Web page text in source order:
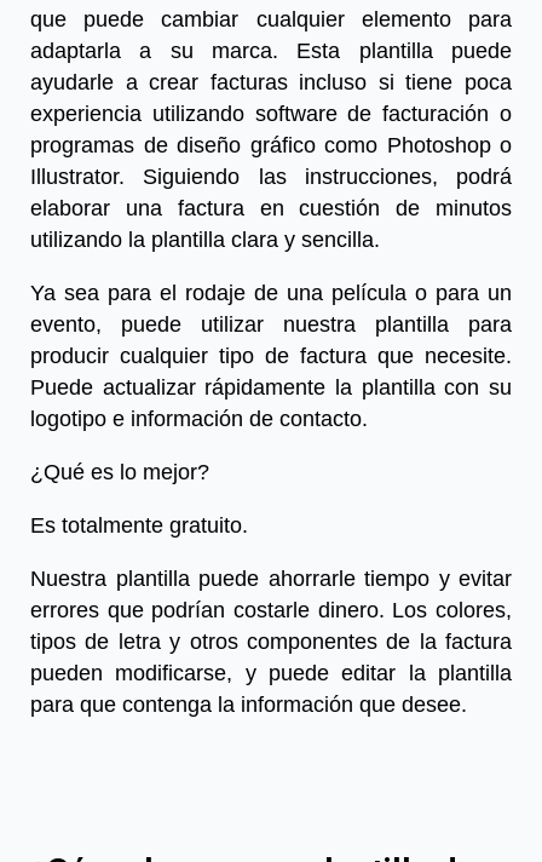
que puede cambiar cualquier elemento para
adaptarla a su marca. Esta plantilla puede
ayudarle a crear facturas incluso si tiene poca
experiencia utilizando software de facturación o
programas de diseño gráfico como Photoshop o
Illustrator. Siguiendo las instrucciones, podrá
elaborar una factura en cuestión de minutos
utilizando la plantilla clara y sencilla.
Ya sea para el rodaje de una película o para un
evento, puede utilizar nuestra plantilla para
producir cualquier tipo de factura que necesite.
Puede actualizar rápidamente la plantilla con su
logotipo e información de contacto.
¿Qué es lo mejor?
Es totalmente gratuito.
Nuestra plantilla puede ahorrarle tiempo y evitar
errores que podrían costarle dinero. Los colores,
tipos de letra y otros componentes de la factura
pueden modificarse, y puede editar la plantilla
para que contenga la información que desee.